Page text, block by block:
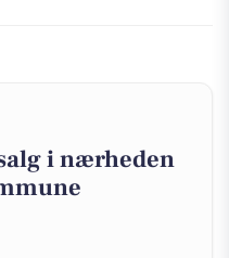
i nærheden